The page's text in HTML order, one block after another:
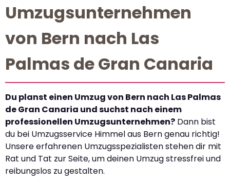
Umzugsunternehmen
von Bern nach Las
Palmas de Gran Canaria
Du planst einen Umzug von Bern nach Las Palmas
de Gran Canaria und suchst nach einem
professionellen Umzugsunternehmen? Dann bist
du bei Umzugsservice Himmel aus Bern genau richtig!
Unsere erfahrenen Umzugsspezialisten stehen dir mit
Rat und Tat zur Seite, um deinen Umzug stressfrei und
reibungslos zu gestalten.